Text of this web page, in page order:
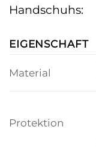
Handschuhs:
EIGENSCHAFT
Material
Protektion